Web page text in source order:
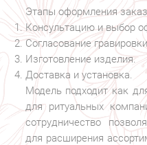
Этапы оформления
Консультацию и выбор
Согласование
Изготовление изделия.
Доставка и установка.
Модель подходит как
для ритуальных
сотрудничество
для расширения